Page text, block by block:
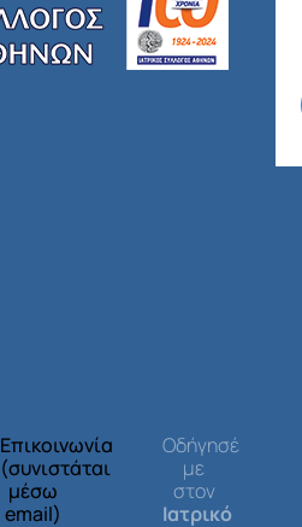
Επικοινωνία
(συνιστάται
μέσω
email)
Οδήγησέ
με
στον
Ιατρικό